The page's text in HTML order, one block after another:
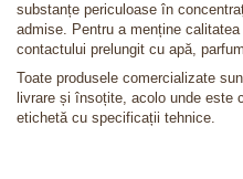
substanțe periculoase în
admise. Pentru a menține
contactului prelungit cu apă,
Toate produsele comercializate
livrare și însoțite, acolo unde este
etichetă cu specificații tehnice.